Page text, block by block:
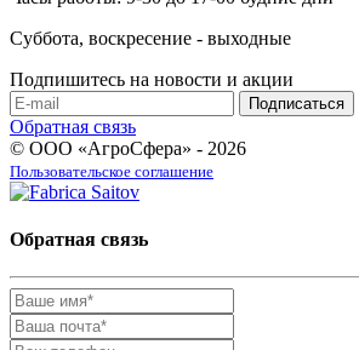
Суббота, воскресение - выходные
Подпишитесь на новости и акции
Обратная связь
© ООО «АгроСфера» - 2026
Пользовательское соглашение
Обратная связь